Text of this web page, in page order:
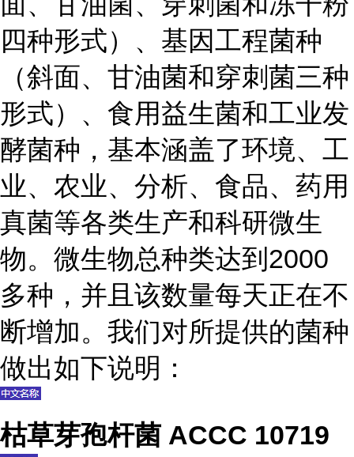
四种形式）、基因工程菌种
（斜面、甘油菌和穿刺菌三种
形式）、食用益生菌和工业发
酵菌种，基本涵盖了环境、工
业、农业、分析、食品、药用
真菌等各类生产和科研微生
物。微生物总种类达到2000
多种，并且该数量每天正在不
断增加。我们对所提供的菌种
做出如下说明：
枯草芽孢杆菌 ACCC 10719